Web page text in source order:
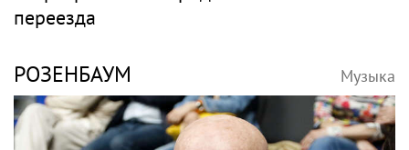
переезда
РОЗЕНБАУМ Музыка